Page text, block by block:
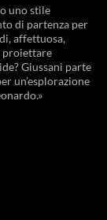
uno stile
di partenza per
affettuosa,
proiettare
Giussani parte
un’esplorazione